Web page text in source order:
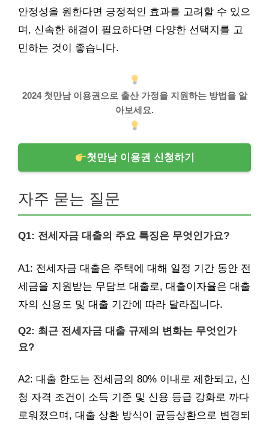
안정성을 원한다면 긍정적인 효과를 고려할 수 있으
며, 신속한 해결이 필요하다면 다양한 선택지를 고
민하는 것이 좋습니다.
2024 첫만남 이용권으로 출산 가정을 지원하는 방법을 알
아보세요.
첫만남 이용권 신청하기
자주 묻는 질문
Q1: 전세자금 대출의 주요 특징은 무엇인가요?
A1: 전세자금 대출은 주택에 대해 일정 기간 동안 전
세금을 지원받는 무담보 대출로, 대출이자율은 대출
자의 신용도 및 대출 기간에 따라 달라집니다.
Q2: 최근 전세자금 대출 규제의 변화는 무엇인가
요?
A2: 대출 한도는 전세금의 80% 이내로 제한되고, 신
청 자격 조건이 소득 기준 및 신용 등급 강화로 까다
로워졌으며, 대출 상환 방식이 균등상환으로 변경되